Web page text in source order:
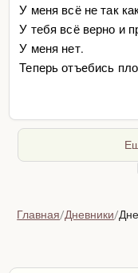
У меня всё не так
У тебя всё верно и
У меня нет.
Теперь отъeбись
Главная/Дневники/